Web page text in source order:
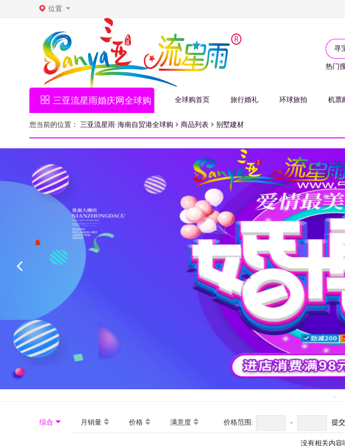
位置
寻
热门
三亚流星雨婚庆网全球购 全球购首页 旅行婚礼 环球旅拍 机票
您当前的位置： 三亚流星雨·海南自贸港全球购 商品列表 别墅建材
综合 月销量 价格 满意度 价格范围: - 提交
没有相关内容